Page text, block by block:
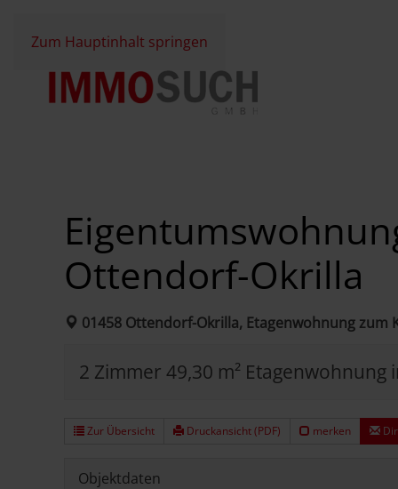
Zum Hauptinhalt springen
Ottendorf-Okrilla
01458 Ottendorf-Okrilla, Etagenwohnung zum
2 Zimmer 49,30 m²
Zur Übersicht Druckansicht (PDF) merken
Objektdaten